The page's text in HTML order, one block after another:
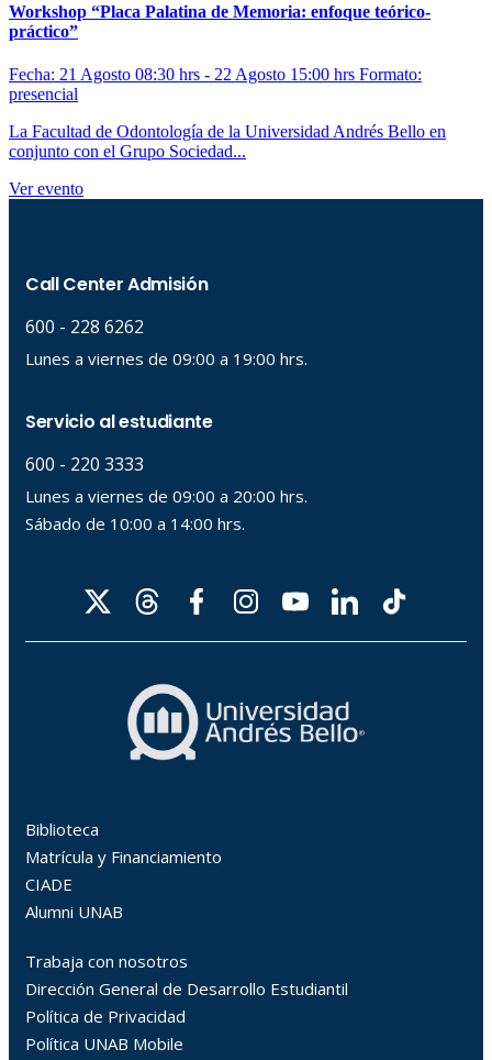
Workshop “Placa Palatina de Memoria: enfoque teórico-
práctico”
Fecha: 21 Agosto 08:30 hrs - 22 Agosto 15:00 hrs Formato:
presencial
La Facultad de Odontología de la Universidad Andrés Bello en
conjunto con el Grupo Sociedad...
Ver evento